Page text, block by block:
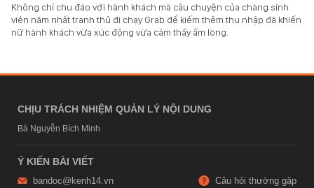
Không chỉ chu đáo với hành khách mà câu chuyện của chàng sinh
viên năm nhất tranh thủ đi chạy Grab để kiếm thêm thu nhập đã khiến
nữ hành khách vừa xúc động vừa cảm thấy ấm lòng.
CHỊU TRÁCH NHIỆM QUẢN LÝ NỘI DUNG
Bà Nguyễn Bích Minh
Ý KIẾN BÀI VIẾT
bandoc@kenh14.vn Câu hỏi thường gặp